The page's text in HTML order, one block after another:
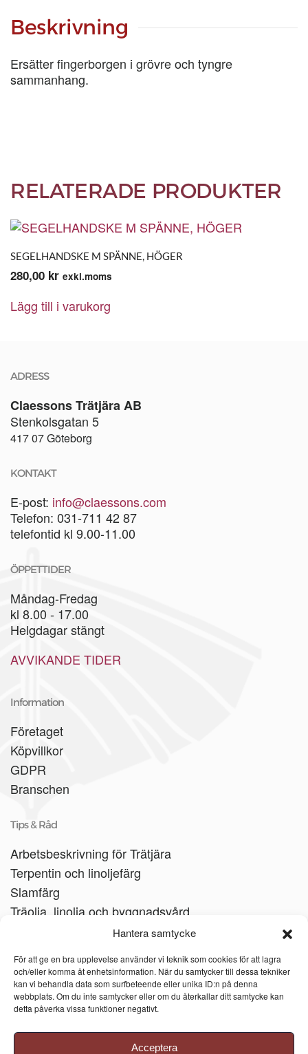
Hantera samtycke
För att ge en bra upplevelse använder vi teknik som cookies för att lagra
och/eller komma åt enhetsinformation. När du samtycker till dessa tekniker
kan vi behandla data som surfbeteende eller unika ID:n på denna
webbplats. Om du inte samtycker eller om du återkallar ditt samtycke kan
detta påverka vissa funktioner negativt.
Acceptera
Beskrivning
Ersätter fingerborgen i grövre och tyngre
sammanhang.
RELATERADE PRODUKTER
SEGELHANDSKE M SPÄNNE, HÖGER
280,00 kr exkl.moms
Lägg till i varukorg
ADRESS
Claessons Trätjära AB
Stenkolsgatan 5
417 07 Göteborg
KONTAKT
E-post: info@claessons.com
Telefon: 031-711 42 87
telefontid kl 9.00-11.00
ÖPPETTIDER
Måndag-Fredag
kl 8.00 - 17.00
Helgdagar stängt
AVVIKANDE TIDER
Information
Företaget
Köpvillkor
GDPR
Branschen
Tips & Råd
Arbetsbeskrivning för Trätjära
Terpentin och linoljefärg
Slamfärg
Träolja, linolja och byggnadsvård